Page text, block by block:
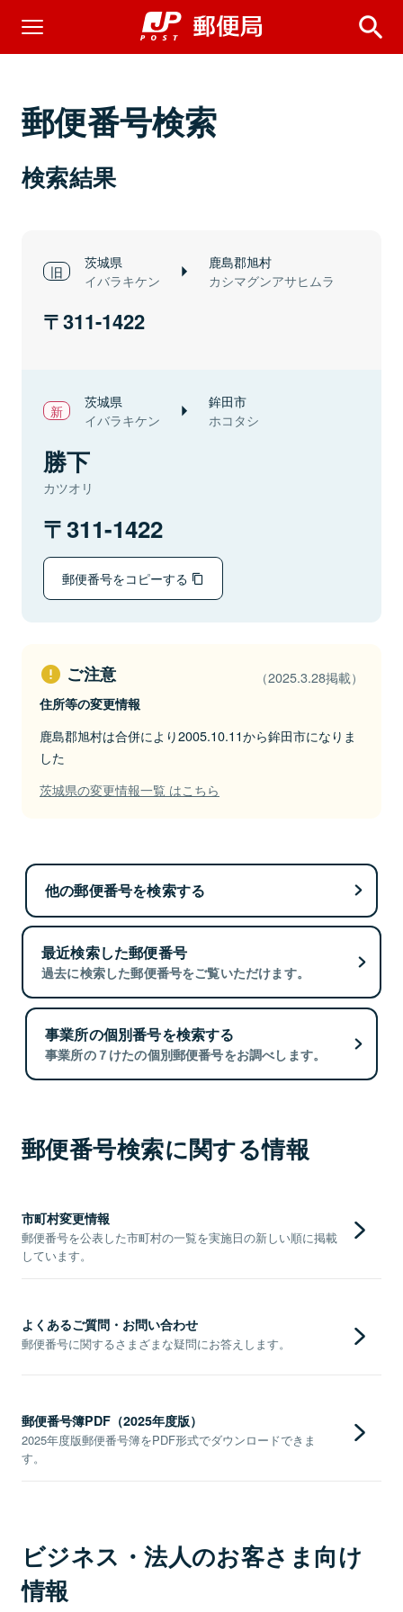
郵便番号検索
検索結果
茨城県
イバラキケン
鹿島郡旭村
カシマグンアサヒムラ
311-1422
茨城県
イバラキケン
鉾田市
ホコタシ
勝下
カツオリ
311-1422
郵便番号をコピーする
ご注意 （2025.3.28掲載）
住所等の変更情報
鹿島郡旭村は合併により2005.10.11から鉾田市になりま
した
茨城県の変更情報一覧 はこちら
他の郵便番号を検索する
最近検索した郵便番号
過去に検索した郵便番号をご覧いただけます。
事業所の個別番号を検索する
事業所の７けたの個別郵便番号をお調べします。
郵便番号検索に関する情報
市町村変更情報
郵便番号を公表した市町村の一覧を実施日の新しい順に掲載
しています。
よくあるご質問・お問い合わせ
郵便番号に関するさまざまな疑問にお答えします。
郵便番号簿PDF（2025年度版）
2025年度版郵便番号簿をPDF形式でダウンロードできま
す。
ビジネス・法人のお客さま向け
情報